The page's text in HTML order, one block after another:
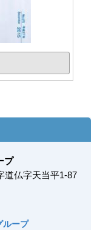
プ
道仏字天当平1-87
ループ